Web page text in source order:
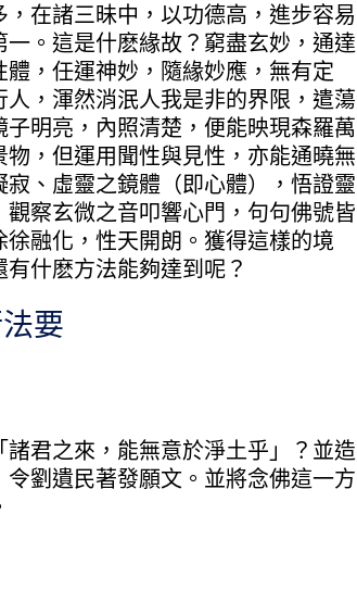
在諸三昧中，以功德高，進步容易
。這是什麽緣故？窮盡玄妙，通達
，任運神妙，隨緣妙應，無有定
，渾然消泯人我是非的界限，遣蕩
明亮，內照清楚，便能映現森羅萬
，但運用聞性與見性，亦能通曉無
、虛靈之鏡體（即心體），悟證靈
察玄微之音叩響心門，句句佛號皆
融化，性天開朗。獲得這樣的境
什麽方法能夠達到呢？
要
君之來，能無意於淨土乎」？並造
劉遺民著發願文。並將念佛這一方